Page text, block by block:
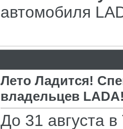
автомобиля
Лето Ладится!
владельцев
До 31 августа в